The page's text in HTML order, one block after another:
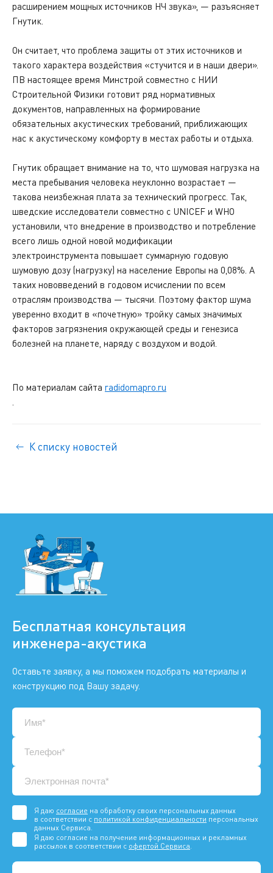
расширением мощных источников НЧ звука», — разъясняет
Гнутик.
Он считает, что проблема защиты от этих источников и
такого характера воздействия «стучится и в наши двери».
ПВ настоящее время Минстрой совместно с НИИ
Строительной Физики готовит ряд нормативных
документов, направленных на формирование
обязательных акустических требований, приближающих
нас к акустическому комфорту в местах работы и отдыха.
Гнутик обращает внимание на то, что шумовая нагрузка на
места пребывания человека неуклонно возрастает —
такова неизбежная плата за технический прогресс. Так,
шведские исследователи совместно с UNICEF и WHO
установили, что внедрение в производство и потребление
всего лишь одной новой модификации
электроинструмента повышает суммарную годовую
шумовую дозу (нагрузку) на население Европы на 0,08%. А
таких нововведений в годовом исчислении по всем
отраслям производства — тысячи. Поэтому фактор шума
уверенно входит в «почетную» тройку самых значимых
факторов загрязнения окружающей среды и генезиса
болезней на планете, наряду с воздухом и водой.
По материалам сайта radidomapro.ru
К списку новостей
Бесплатная консультация
инженера-акустика
Оставьте заявку, а мы поможем подобрать материалы и
конструкцию под Вашу задачу.
Я даю согласие на обработку своих персональных данных
в соответствии с политикой конфиденциальности персональных
данных Сервиса.
Я даю согласие на получение информационных и рекламных
рассылок в соответствии с офертой Сервиса.